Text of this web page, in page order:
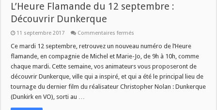
L’Heure Flamande du 12 septembre :
Découvrir Dunkerque
11 septembre 2017 Commentaires fermés
Flamande
12
septembre
:
Découvrir
Dunkerque
Ce mardi 12 septembre, retrouvez un nouveau numéro de l’Heure
flamande, en compagnie de Michel et Marie-Jo, de 9h à 10h, comme
chaque mardi. Cette semaine, vos animateurs vous proposeront de
découvrir Dunkerque, ville qui a inspiré, et qui a été le principal lieu de
tournage du dernier film du réalisateur Christopher Nolan : Dunkerque
(Dunkirk en VO), sorti au …